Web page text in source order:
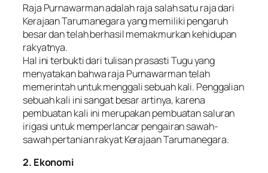
Raja Purnawarman adalah raja salah satu raja dari
Kerajaan Tarumanegara yang memiliki pengaruh
besar dan telah berhasil memakmurkan kehidupan
rakyatnya.
Hal ini terbukti dari tulisan prasasti Tugu yang
menyatakan bahwa raja Purnawarman telah
memerintah untuk menggali sebuah kali. Penggalian
sebuah kali ini sangat besar artinya, karena
pembuatan kali ini merupakan pembuatan saluran
irigasi untuk memperlancar pengairan sawah-
sawah pertanian rakyat Kerajaan Tarumanegara.
2. Ekonomi